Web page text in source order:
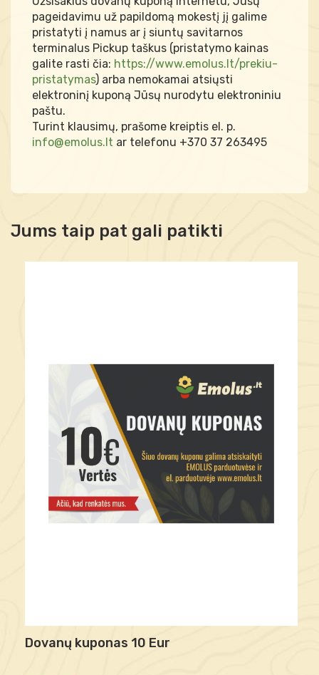
pageidavimu už papildomą mokestį jį galime
pristatyti į namus ar į siuntų savitarnos
terminalus Pickup taškus (pristatymo kainas
galite rasti čia: https://www.emolus.lt/prekiu-
pristatymas) arba nemokamai atsiųsti
elektroninį kuponą Jūsų nurodytu elektroniniu
paštu.
Turint klausimų, prašome kreiptis el. p.
info@emolus.lt ar telefonu +370 37 263495
Jums taip pat gali patikti
Dovanų kuponas 10 Eur